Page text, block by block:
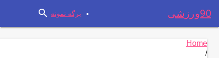
90ورزشی برگه نمونه search
Home
/